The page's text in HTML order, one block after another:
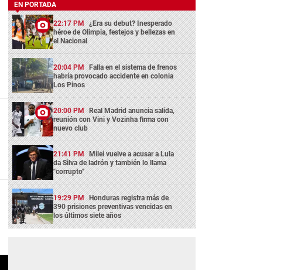
EN PORTADA
22:17 PM ¿Era su debut? Inesperado
héroe de Olimpia, festejos y bellezas en
el Nacional
20:04 PM Falla en el sistema de frenos
habría provocado accidente en colonia
Los Pinos
20:00 PM Real Madrid anuncia salida,
reunión con Vini y Vozinha firma con
nuevo club
21:41 PM Milei vuelve a acusar a Lula
da Silva de ladrón y también lo llama
"corrupto"
19:29 PM Honduras registra más de
390 prisiones preventivas vencidas en
los últimos siete años